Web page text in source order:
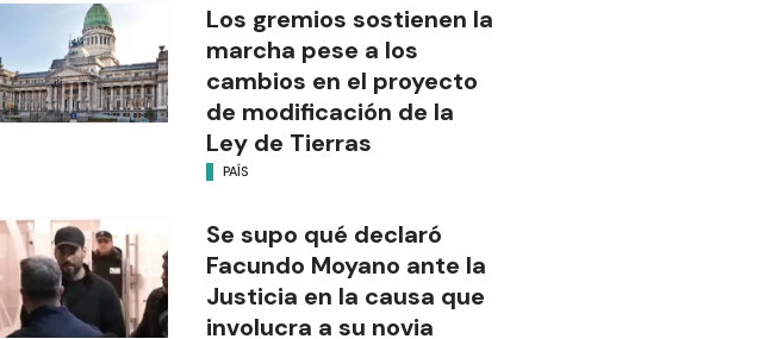
Los gremios sostienen la
marcha pese a los
cambios en el proyecto
de modificación de la
Ley de Tierras
PAÍS
Se supo qué declaró
Facundo Moyano ante la
Justicia en la causa que
involucra a su novia